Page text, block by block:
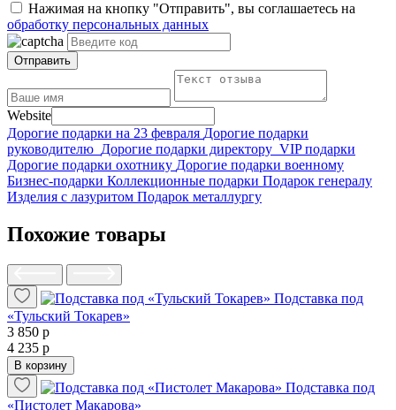
Нажимая на кнопку "Отправить", вы соглашаетесь на
обработку персональных данных
Отправить
Website
Дорогие подарки на 23 февраля Дорогие подарки
руководителю Дорогие подарки директору VIP подарки
Дорогие подарки охотнику Дорогие подарки военному
Бизнес-подарки Коллекционные подарки Подарок генералу
Изделия с лазуритом Подарок металлургу
Похожие товары
Подставка под
«Тульский Токарев»
3 850 р
4 235 р
В корзину
Подставка под
«Пистолет Макарова»